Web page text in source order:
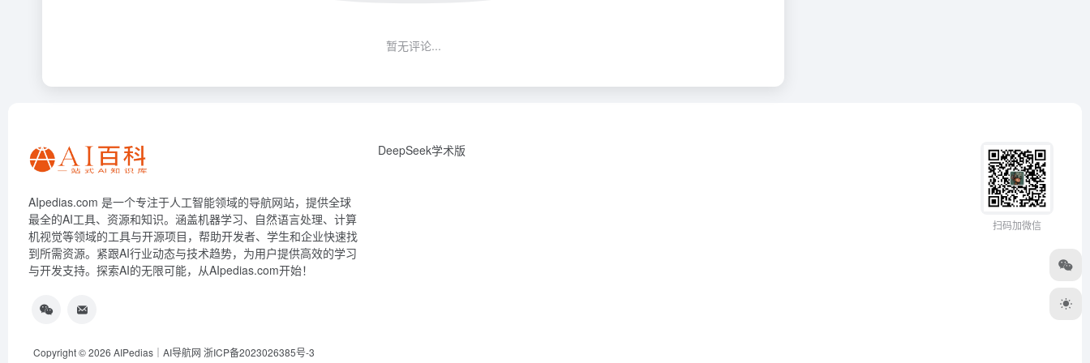
暂无评论...
AIpedias.com 是一个专注于人工智能领域的导航网站，提供全球
最全的AI工具、资源和知识。涵盖机器学习、自然语言处理、计算
机视觉等领域的工具与开源项目，帮助开发者、学生和企业快速找
到所需资源。紧跟AI行业动态与技术趋势，为用户提供高效的学习
与开发支持。探索AI的无限可能，从AIpedias.com开始！
DeepSeek学术版
扫码加微信
Copyright © 2026 AIPedias｜AI导航网 浙ICP备2023026385号-3